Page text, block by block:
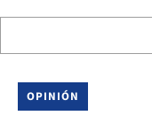
OPINIÓN